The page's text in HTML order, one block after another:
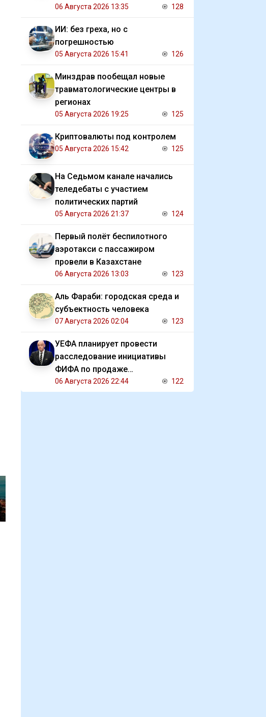
06 Августа 2026 13:35 128
ИИ: без греха, но с
погрешностью
05 Августа 2026 15:41 126
Минздрав пообещал новые
травматологические центры в
регионах
05 Августа 2026 19:25 125
Криптовалюты под контролем
05 Августа 2026 15:42 125
На Седьмом канале начались
теледебаты с участием
политических партий
05 Августа 2026 21:37 124
Первый полёт беспилотного
аэротакси с пассажиром
провели в Казахстане
06 Августа 2026 13:03 123
Аль Фараби: городская среда и
субъектность человека
07 Августа 2026 02:04 123
УЕФА планирует провести
расследование инициативы
ФИФА по продаже
коммерческих прав на ЧМ
06 Августа 2026 22:44 122